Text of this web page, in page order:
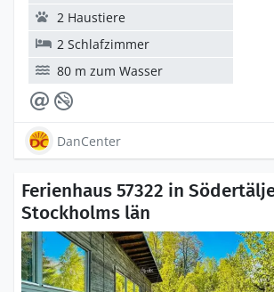
2 Haustiere
2 Schlafzimmer
80 m zum Wasser
DanCenter
Ferienhaus 57322 in
Stockholms län